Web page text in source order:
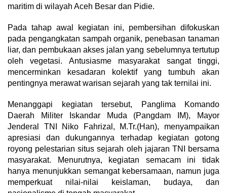
maritim di wilayah Aceh Besar dan Pidie.
Pada tahap awal kegiatan ini, pembersihan difokuskan
pada pengangkatan sampah organik, penebasan tanaman
liar, dan pembukaan akses jalan yang sebelumnya tertutup
oleh vegetasi. Antusiasme masyarakat sangat tinggi,
mencerminkan kesadaran kolektif yang tumbuh akan
pentingnya merawat warisan sejarah yang tak ternilai ini.
Menanggapi kegiatan tersebut, Panglima Komando
Daerah Militer Iskandar Muda (Pangdam IM), Mayor
Jenderal TNI Niko Fahrizal, M.Tr.(Han), menyampaikan
apresiasi dan dukungannya terhadap kegiatan gotong
royong pelestarian situs sejarah oleh jajaran TNI bersama
masyarakat. Menurutnya, kegiatan semacam ini tidak
hanya menunjukkan semangat kebersamaan, namun juga
memperkuat nilai-nilai keislaman, budaya, dan